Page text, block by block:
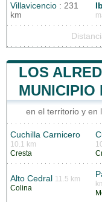
Villavicencio : 231
km
LOS
MUNICIPIO
en el territorio y en
Cuchilla Carnicero
10.1 km
Cresta
Alto Cedral 11.5 km
Colina